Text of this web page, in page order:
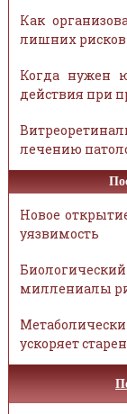
Как
лишних рисков
Когда нужен
действия при
лечению
Новое
уязвимость
миллениалы
ускоряет